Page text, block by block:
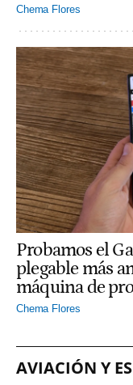
Chema Flores
Probamos el
plegable más
máquina de
Chema Flores
AVIACIÓN Y